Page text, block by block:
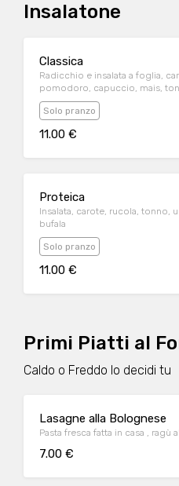
Insalatone
Classica
Radicchio e insalata a foglia,
pomodoro, capuccio, mais,
Kalamata
Solo pranzo
11.00 €
Proteica
Insalata, carote, rucola, tonno,
bufala
Solo pranzo
11.00 €
Primi Piatti al
Caldo o Freddo lo decidi tu
Lasagne alla Bolognese
Pasta fresca fatta in casa ,
7.00 €